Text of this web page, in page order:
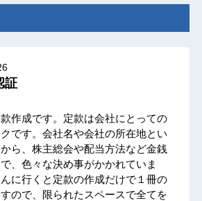
証
作成です。定款は会社にとっての
です。会社名や会社の所在地とい
ら、株主総会や配当方法など金銭
、色々な決め事がかかれていま
に行くと定款の作成だけで１冊の
ので、限られたスペースで全てを